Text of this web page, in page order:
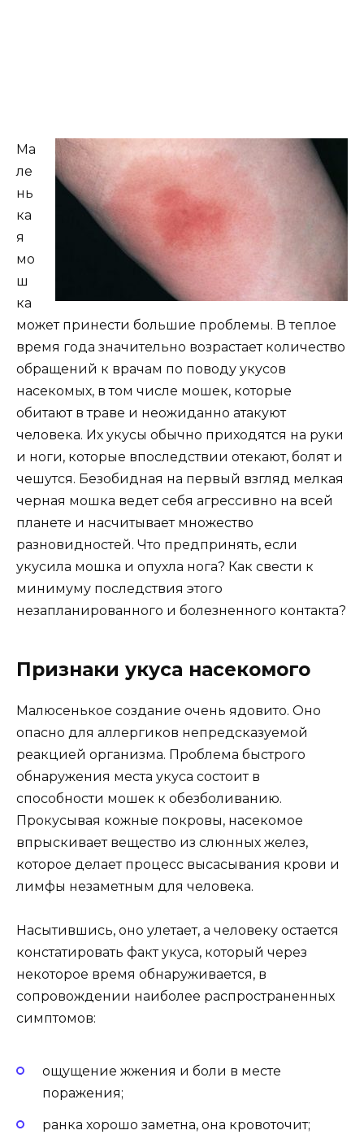
Ма
ле
нь
ка
я
мо
ш
ка
может принести большие проблемы. В теплое
время года значительно возрастает количество
обращений к врачам по поводу укусов
насекомых, в том числе мошек, которые
обитают в траве и неожиданно атакуют
человека. Их укусы обычно приходятся на руки
и ноги, которые впоследствии отекают, болят и
чешутся. Безобидная на первый взгляд мелкая
черная мошка ведет себя агрессивно на всей
планете и насчитывает множество
разновидностей. Что предпринять, если
укусила мошка и опухла нога? Как свести к
минимуму последствия этого
незапланированного и болезненного контакта?
Признаки укуса насекомого
Малюсенькое создание очень ядовито. Оно
опасно для аллергиков непредсказуемой
реакцией организма. Проблема быстрого
обнаружения места укуса состоит в
способности мошек к обезболиванию.
Прокусывая кожные покровы, насекомое
впрыскивает вещество из слюнных желез,
которое делает процесс высасывания крови и
лимфы незаметным для человека.
Насытившись, оно улетает, а человеку остается
констатировать факт укуса, который через
некоторое время обнаруживается, в
сопровождении наиболее распространенных
симптомов:
ощущение жжения и боли в месте
поражения;
ранка хорошо заметна, она кровоточит;